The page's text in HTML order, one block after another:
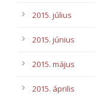
2015. július
2015. június
2015. május
2015. április